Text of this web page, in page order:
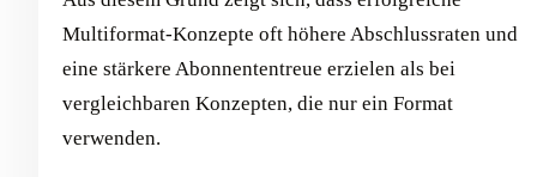
Multiformat-Konzepte oft höhere Abschlussraten und
eine stärkere Abonnententreue erzielen als bei
vergleichbaren Konzepten, die nur ein Format
verwenden.